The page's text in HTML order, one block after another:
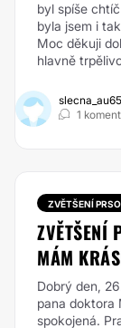
byl spíše
byla jsem i
Moc děkuji
hlavně
1
ZVĚTŠENÍ
ZVĚTŠENÍ
MÁM
Dobrý den,
pana doktora
spokojená.